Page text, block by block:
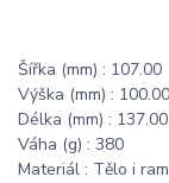
Šířka (mm) : 107.00
Výška (mm) : 100.00
Délka (mm) : 137.00
Váha (g) : 380
Materiál : Tělo i